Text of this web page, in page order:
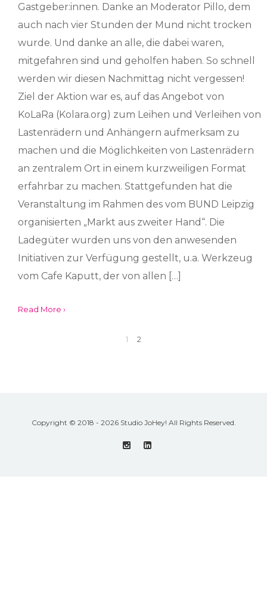
Gastgeber:innen. Danke an Moderator Pillo, dem
auch nach vier Stunden der Mund nicht trocken
wurde. Und danke an alle, die dabei waren,
mitgefahren sind und geholfen haben. So schnell
werden wir diesen Nachmittag nicht vergessen!
Ziel der Aktion war es, auf das Angebot von
KoLaRa (Kolara.org) zum Leihen und Verleihen von
Lastenrädern und Anhängern aufmerksam zu
machen und die Möglichkeiten von Lastenrädern
an zentralem Ort in einem kurzweiligen Format
erfahrbar zu machen. Stattgefunden hat die
Veranstaltung im Rahmen des vom BUND Leipzig
organisierten „Markt aus zweiter Hand“. Die
Ladegüter wurden uns von den anwesenden
Initiativen zur Verfügung gestellt, u.a. Werkzeug
vom Cafe Kaputt, der von allen […]
Read More ›
1 2
Copyright © 2018 - 2026 Studio JoHey! All Rights Reserved.